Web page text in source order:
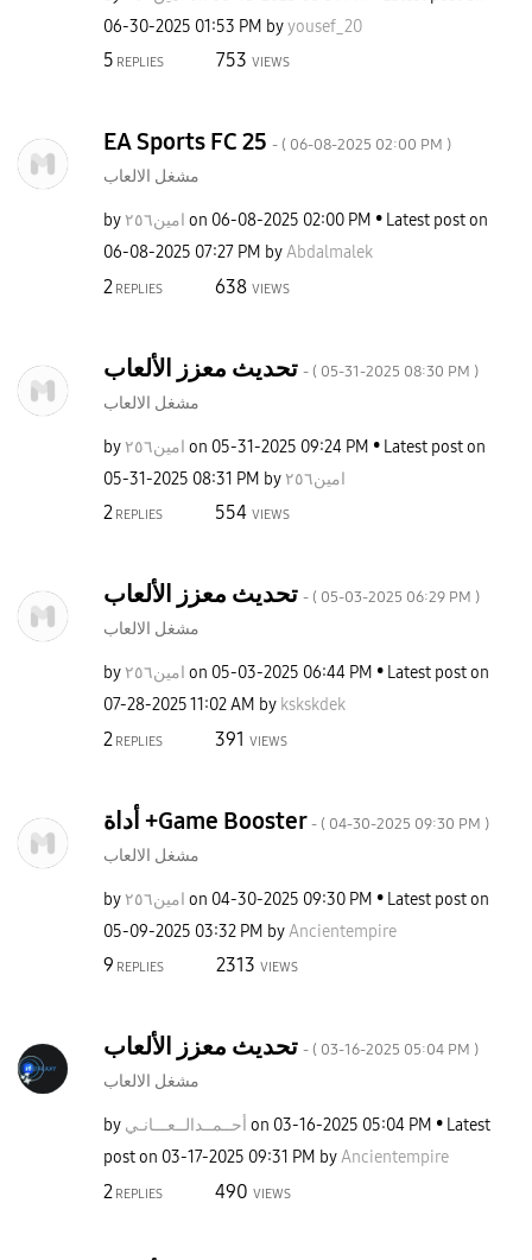
‎06-30-2025 01:53 PM byyousef_20
5 REPLIES 753 VIEWS
EA Sports FC 25 - ( ‎06-08-2025 02:00 PM )
مشغل الالعاب
by امين٢٥٦ on ‎06-08-2025 02:00 PM
Latest post on
‎06-08-2025 07:27 PM byAbdalmalek
2 REPLIES 638 VIEWS
تحديث معزز الألعاب - ( ‎05-31-2025 08:30 PM )
مشغل الالعاب
by امين٢٥٦ on ‎05-31-2025 09:24 PM
Latest post on
‎05-31-2025 08:31 PM by امين٢٥٦
2REPLIES 554 VIEWS
تحديث معزز الألعاب - ( ‎05-03-2025 06:29 PM )
مشغل الالعاب
by امين٢٥٦ on ‎05-03-2025 06:44 PM
Latest post on
‎07-28-202511:02 AM by kskskdek
2 REPLIES 391 VIEWS
أداة +Game Booster- ( ‎04-30-2025 09:30 PM )
مشغل الالعاب
by امين٢٥٦ on ‎04-30-2025 09:30 PM
Latest post on
‎05-09-2025 03:32 PM byAncientempire
9 REPLIES 2313 VIEWS
تحديث معزز الألعاب - ( ‎03-16-2025 05:04 PM )
مشغل الالعاب
by أحــمــدالــعـــانـي on ‎03-16-2025 05:04 PM
Latest
post on ‎03-17-2025 09:31 PM byAncientempire
2 REPLIES 490 VIEWS